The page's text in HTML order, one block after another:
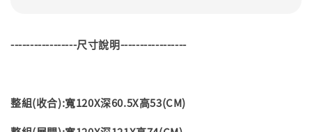
-----------------尺寸說明-----------------
整組(收合):寬120X深60.5X高53(CM)